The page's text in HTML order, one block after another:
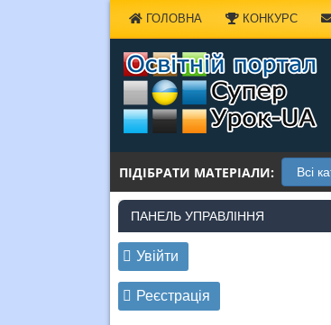
ГОЛОВНА КОНКУРС
ПІДІБРАТИ МАТЕРІАЛИ:
ПАНЕЛЬ УПРАВЛІННЯ
Увійти
Реєстрація